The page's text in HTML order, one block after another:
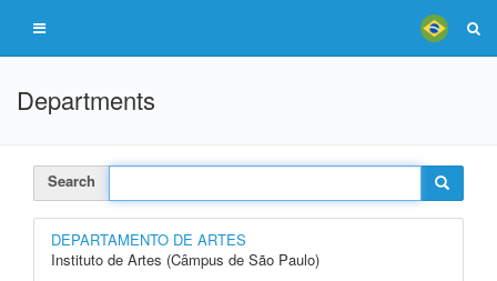
Departments
Search
DEPARTAMENTO DE ARTES
Instituto de Artes (Câmpus de São Paulo)